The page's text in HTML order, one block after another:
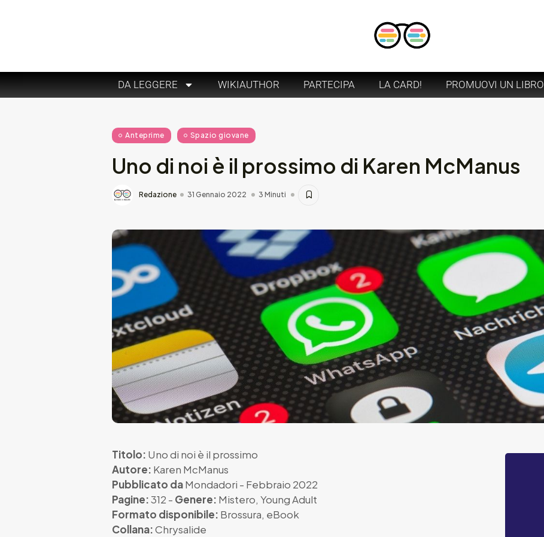
DA LEGGERE WIKIAUTHOR PARTECIPA LA CARD! PROMUOVI UN LIBRO
Anteprime Spazio giovane
Uno di noi è il prossimo di Karen McManus
Redazione 31 Gennaio 2022 3 Minuti
Titolo: Uno di noi è il prossimo
Autore: Karen McManus
Pubblicato daMondadori - Febbraio 2022
Pagine:312 - Genere: Mistero, Young Adult
Formato disponibile: Brossura, eBook
Collana:Chrysalide